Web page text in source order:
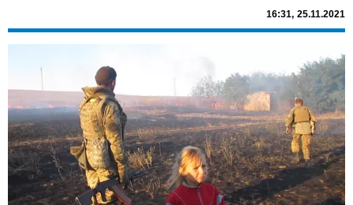
16:31, 25.11.2021